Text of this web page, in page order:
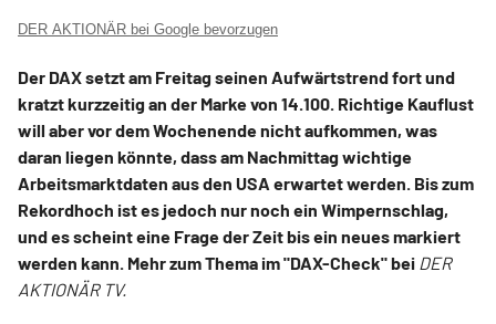
DER AKTIONÄR bei Google bevorzugen
Der DAX setzt am Freitag seinen Aufwärtstrend fort und
kratzt kurzzeitig an der Marke von 14.100. Richtige Kauflust
will aber vor dem Wochenende nicht aufkommen, was
daran liegen könnte, dass am Nachmittag wichtige
Arbeitsmarktdaten aus den USA erwartet werden. Bis zum
Rekordhoch ist es jedoch nur noch ein Wimpernschlag,
und es scheint eine Frage der Zeit bis ein neues markiert
werden kann. Mehr zum Thema im "DAX-Check" bei DER
AKTIONÄR TV.